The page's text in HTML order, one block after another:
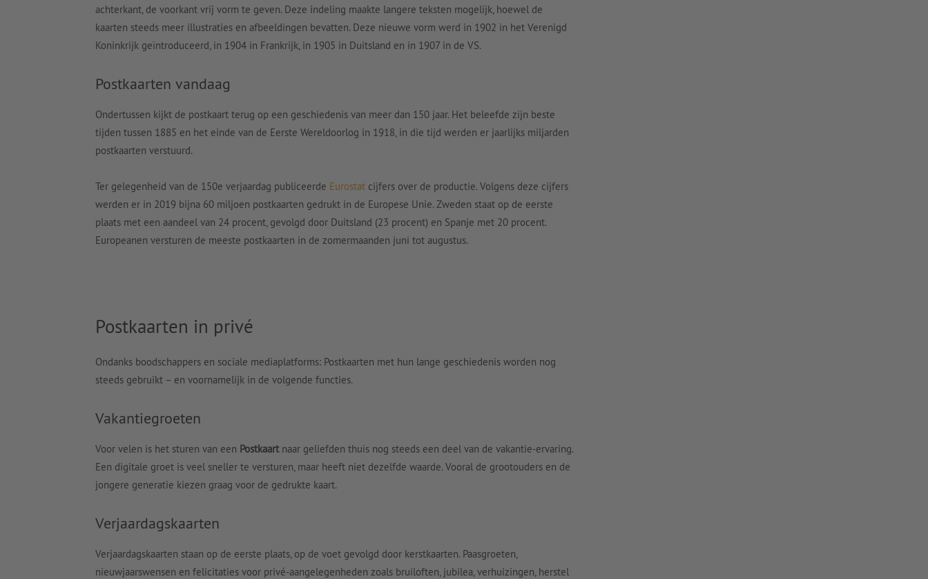
achterkant, de voorkant vrij vorm te geven. Deze indeling maakte langere teksten mogelijk, hoewel de
kaarten steeds meer illustraties en afbeeldingen bevatten. Deze nieuwe vorm werd in 1902 in het Verenigd
Koninkrijk geïntroduceerd, in 1904 in Frankrijk, in 1905 in Duitsland en in 1907 in de VS.
Postkaarten vandaag
Ondertussen kijkt de postkaart terug op een geschiedenis van meer dan 150 jaar. Het beleefde zijn beste
tijden tussen 1885 en het einde van de Eerste Wereldoorlog in 1918, in die tijd werden er jaarlijks miljarden
postkaarten verstuurd.
Ter gelegenheid van de 150e verjaardag publiceerde Eurostat cijfers over de productie. Volgens deze cijfers
werden er in 2019 bijna 60 miljoen postkaarten gedrukt in de Europese Unie. Zweden staat op de eerste
plaats met een aandeel van 24 procent, gevolgd door Duitsland (23 procent) en Spanje met 20 procent.
Europeanen versturen de meeste postkaarten in de zomermaanden juni tot augustus.
Postkaarten in privé
Ondanks boodschappers en sociale mediaplatforms: Postkaarten met hun lange geschiedenis worden nog
steeds gebruikt – en voornamelijk in de volgende functies.
Vakantiegroeten
Voor velen is het sturen van een Postkaart naar geliefden thuis nog steeds een deel van de vakantie-ervaring.
Een digitale groet is veel sneller te versturen, maar heeft niet dezelfde waarde. Vooral de grootouders en de
jongere generatie kiezen graag voor de gedrukte kaart.
Verjaardagskaarten
Verjaardagskaarten staan op de eerste plaats, op de voet gevolgd door kerstkaarten. Paasgroeten,
nieuwjaarswensen en felicitaties voor privé-aangelegenheden zoals bruiloften, jubilea, verhuizingen, herstel